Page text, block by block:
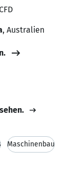
, Australien
Maschinenbau